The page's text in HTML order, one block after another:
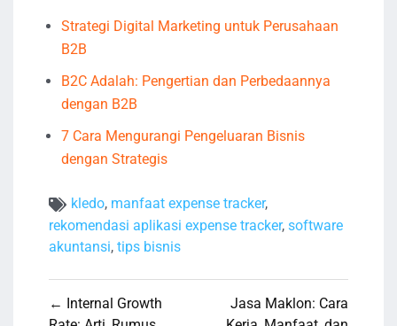
Strategi Digital Marketing untuk Perusahaan
B2B
B2C Adalah: Pengertian dan Perbedaannya
dengan B2B
7 Cara Mengurangi Pengeluaran Bisnis
dengan Strategis
kledo, manfaat expense tracker,
rekomendasi aplikasi expense tracker, software
akuntansi, tips bisnis
Navigasi
← Internal Growth
Jasa Maklon: Cara